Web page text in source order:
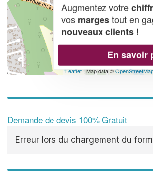
Leaflet| Map data ©
Demande de devis 100% Gratuit
Erreur lors du chargement du
Augmentez votre
vos margestout en
nouveaux clients !
En savoir